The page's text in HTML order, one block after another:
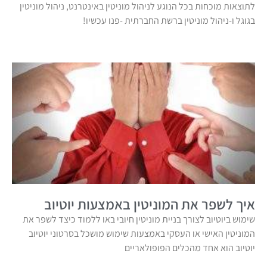
לתוצאות מוכחות בכל הנוגע לניהול מוניטין באינטרנט, ניהול מוניטין
בגוגל ו-ניהול מוניטין ברשת החברתית -פנו עכשיו!
איך לשפר את המוניטין באמצעות יוטיוב
שימוש ביוטיוב לצורך בניית מוניטין חיובי באו ללמוד כיצד לשפר את
המוניטין האישי או העסקי באמצעות שימוש מושכל בסרטוני יוטיוב
יוטיוב הוא אחד מהכלים הפופולאריים